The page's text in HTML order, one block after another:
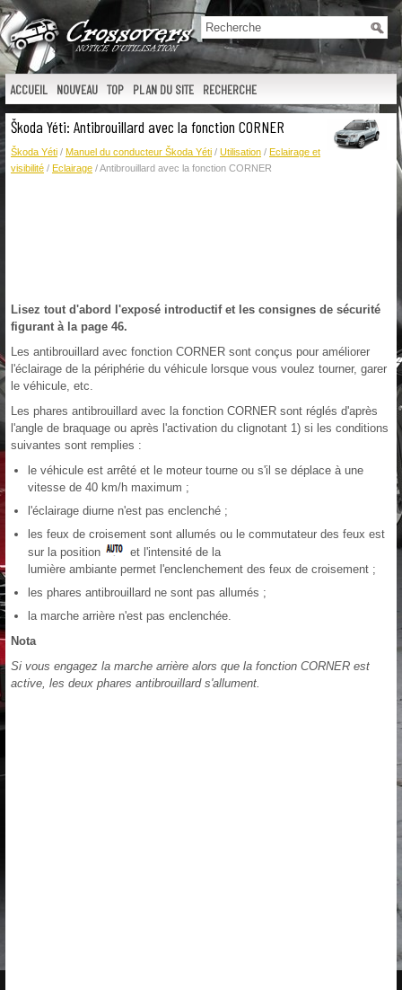
ACCUEIL NOUVEAU TOP PLAN DU SITE RECHERCHE
Škoda Yéti: Antibrouillard avec la fonction CORNER
Škoda Yéti / Manuel du conducteur Škoda Yéti / Utilisation / Eclairage et
visibilité / Eclairage / Antibrouillard avec la fonction CORNER
Lisez tout d'abord l'exposé introductif et les consignes de sécurité
figurant à la page 46.
Les antibrouillard avec fonction CORNER sont conçus pour améliorer
l'éclairage de la périphérie du véhicule lorsque vous voulez tourner, garer
le véhicule, etc.
Les phares antibrouillard avec la fonction CORNER sont réglés d'après
l'angle de braquage ou après l'activation du clignotant 1) si les conditions
suivantes sont remplies :
le véhicule est arrêté et le moteur tourne ou s'il se déplace à une
vitesse de 40 km/h maximum ;
l'éclairage diurne n'est pas enclenché ;
les feux de croisement sont allumés ou le commutateur des feux est
sur la position
et l'intensité de la
lumière ambiante permet l'enclenchement des feux de croisement ;
les phares antibrouillard ne sont pas allumés ;
la marche arrière n'est pas enclenchée.
Nota
Si vous engagez la marche arrière alors que la fonction CORNER est
active, les deux phares antibrouillard s'allument.